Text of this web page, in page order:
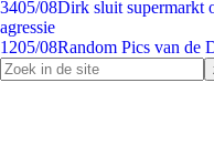
3405/08Dirk sluit supermarkt
agressie
1205/08Random Pics van de